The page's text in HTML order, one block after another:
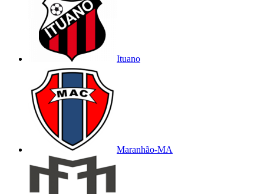
Ituano
Maranhão-MA